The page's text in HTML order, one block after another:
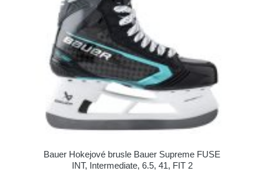
Bauer Hokejové brusle Bauer Supreme FUSE
INT, Intermediate, 6.5, 41, FIT 2